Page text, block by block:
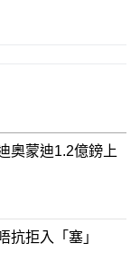
奧蒙迪1.2億鎊上
抗拒入「塞」